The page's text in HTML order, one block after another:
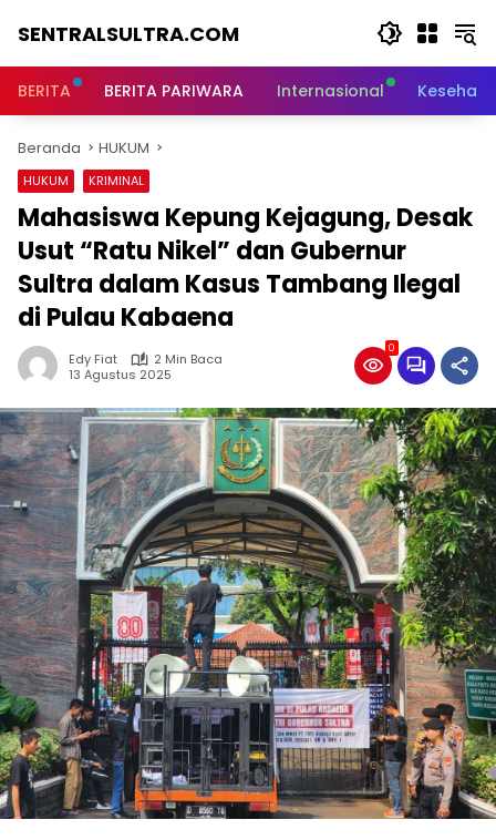
SENTRALSULTRA.COM
BERITA BERITA PARIWARA Internasional
Beranda HUKUM
HUKUM KRIMINAL
Mahasiswa Kepung Kejagung, Desak
Usut “Ratu Nikel” dan Gubernur
Sultra dalam Kasus Tambang Ilegal
di Pulau Kabaena
Edy Fiat
2 Min Baca
13 Agustus 2025
0